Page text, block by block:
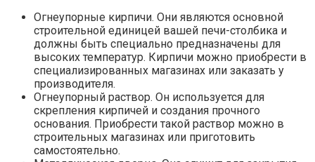
Огнеупорные кирпичи. Они являются основной
строительной единицей вашей печи-столбика и
должны быть специально предназначены для
высоких температур. Кирпичи можно приобрести в
специализированных магазинах или заказать у
производителя.
Огнеупорный раствор. Он используется для
скрепления кирпичей и создания прочного
основания. Приобрести такой раствор можно в
строительных магазинах или приготовить
самостоятельно.